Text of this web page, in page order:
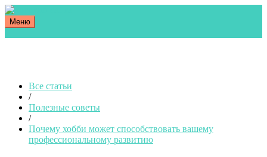
Меню
Все статьи
/
Полезные советы
/
Почему хобби может способствовать вашему
профессиональному развитию